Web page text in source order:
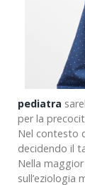
pediatra
per la
Nel contesto
decidendo il
Nella
sull’eziologia